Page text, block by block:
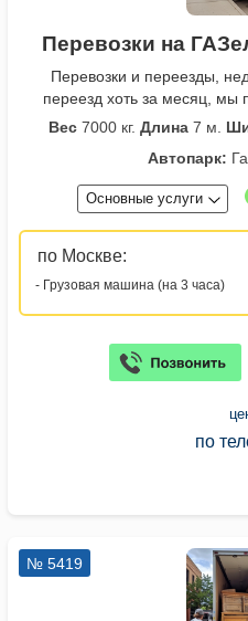
Перевозки на
Перевозки и переезды,
переезд хоть за месяц, мы
Вес 7000 кг. Длина 7 м.
Автопарк:
Основные услуги
по Москве:
- Грузовая машина (на 3 часа)
по
№ 5419